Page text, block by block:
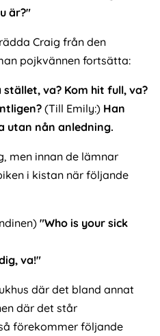
är?"
Craig från den
pojkvännen fortsätta:
va? Kom hit full, va?
(Till Emily:) Han
utan nån anledning.
men innan de lämnar
i kistan när följande
"Who is your sick
va!"
där det bland annat
där det står
förekommer följande